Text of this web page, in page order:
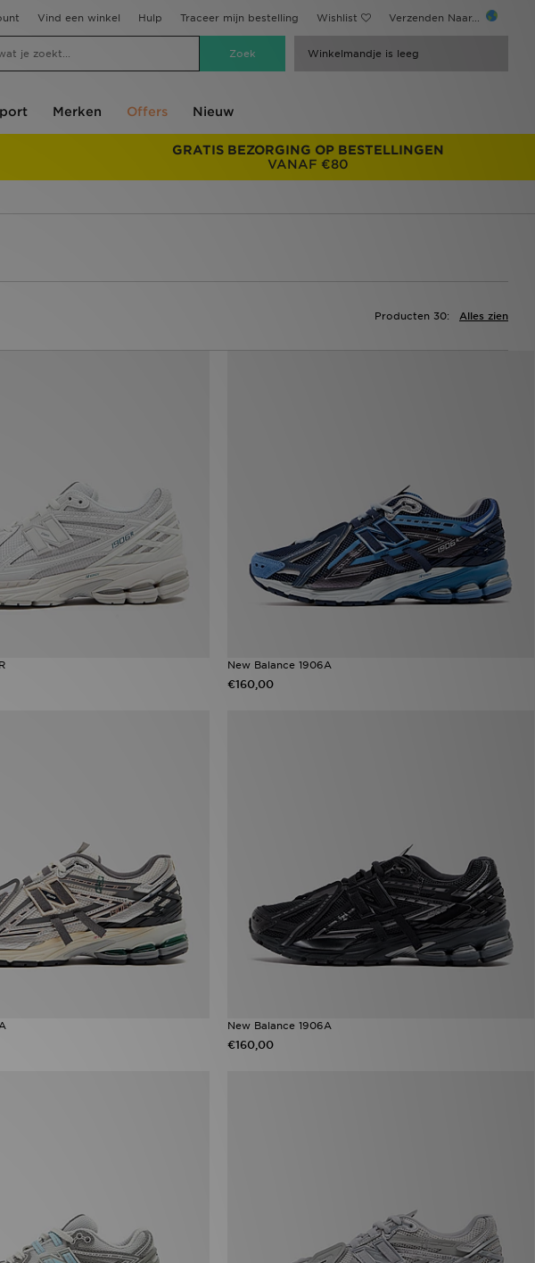
Vind een winkel Hulp Traceer mijn bestelling Wishlist Verzenden Naar...
Winkelmandje is leeg
Merken Offers Nieuw
GRATIS BEZORGING OP BESTELLINGEN
VANAF €80
Alles zien
Producten 30:
New Balance 1906A
€160,00
New Balance 1906A
€160,00